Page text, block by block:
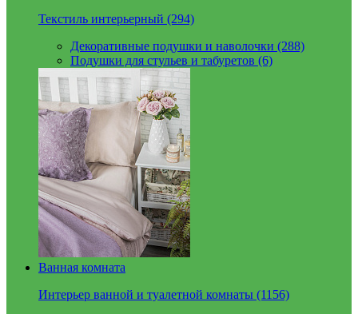
Текстиль интерьерный (294)
Декоративные подушки и наволочки (288)
Подушки для стульев и табуретов (6)
Ванная комната
Интерьер ванной и туалетной комнаты (1156)